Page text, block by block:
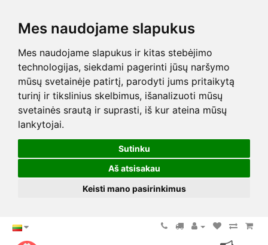
Mes naudojame slapukus
Mes naudojame slapukus ir kitas stebėjimo
technologijas, siekdami pagerinti jūsų naršymo
mūsų svetainėje patirtį, parodyti jums pritaikytą
turinį ir tikslinius skelbimus, išanalizuoti mūsų
svetainės srautą ir suprasti, iš kur ateina mūsų
lankytojai.
Sutinku
Aš atsisakau
Keisti mano pasirinkimus